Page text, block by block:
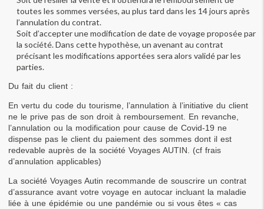
toutes les sommes versées, au plus tard dans les 14 jours après
l’annulation du contrat.
Soit d’accepter une modification de date de voyage proposée par
la société. Dans cette hypothèse, un avenant au contrat
précisant les modifications apportées sera alors validé par les
parties.
Du fait du client :
En vertu du code du tourisme, l’annulation à l’initiative du client
ne le prive pas de son droit à remboursement. En revanche,
l’annulation ou la modification pour cause de Covid-19 ne
dispense pas le client du paiement des sommes dont il est
redevable auprès de la société Voyages AUTIN. (cf frais
d’annulation applicables)
La société Voyages Autin recommande de souscrire un contrat
d’assurance avant votre voyage en autocar incluant la maladie
liée à une épidémie ou une pandémie ou si vous êtes « cas